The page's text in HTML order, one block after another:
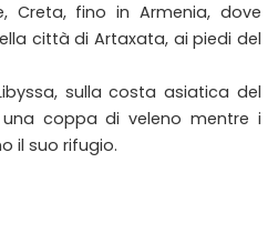
Creta, fino in Armenia, dove
città di Artaxata, ai piedi del
sulla costa asiatica del
coppa di veleno mentre i
il suo rifugio.